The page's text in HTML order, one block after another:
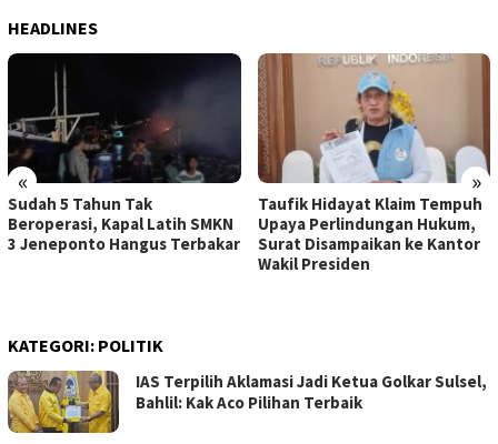
HEADLINES
« »
Sudah 5 Tahun Tak
Beroperasi, Kapal Latih SMKN
3 Jeneponto Hangus Terbakar
Taufik Hidayat Klaim Tempuh
Upaya Perlindungan Hukum,
Surat Disampaikan ke Kantor
Wakil Presiden
KATEGORI: POLITIK
IAS Terpilih Aklamasi Jadi Ketua Golkar Sulsel,
Bahlil: Kak Aco Pilihan Terbaik